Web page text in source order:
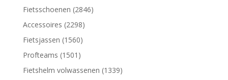
Fietsschoenen (2846)
Accessoires (2298)
Fietsjassen (1560)
Profteams (1501)
Fietshelm volwassenen (1339)